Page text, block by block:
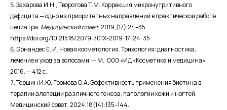
Захарова И.Н., Творогова Т.М. Коррекция микронутритивного
дефицита — одно из приоритетных направлений в практической работе
педиатра. Медицинский совет.2019;(17):24–35.
https://doi.org/10.21518/2079-701X-2019-17-24-35
Эрнандес Е. И. Новая косметология. Трихология: диагностика,
лечение и уход за волосами. — М.: 000 «ИД «Косметика и медицина»,
2016. — 412 с.
Торшин И.Ю, Громова О.А. Эффективность применения биотина в
терапии алопеции различного генеза, патологии кожи и ногтей.
Медицинский совет. 2024;18(14):135–144.